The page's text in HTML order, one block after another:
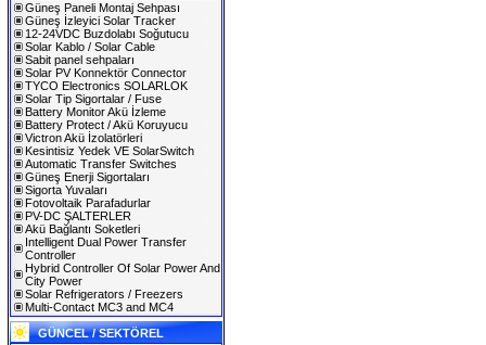
Güneş Paneli Montaj Sehpası
Güneş İzleyici Solar Tracker
12-24VDC Buzdolabı Soğutucu
Solar Kablo / Solar Cable
Sabit panel sehpaları
Solar PV Konnektör Connector
TYCO Electronics SOLARLOK
Solar Tip Sigortalar / Fuse
Battery Monitor Akü İzleme
Battery Protect / Akü Koruyucu
Victron Akü İzolatörleri
Kesintisiz Yedek VE SolarSwitch
Automatic Transfer Switches
Güneş Enerji Sigortaları
Sigorta Yuvaları
Fotovoltaik Parafadurlar
PV-DC ŞALTERLER
Akü Bağlantı Soketleri
Intelligent Dual Power Transfer
Controller
Hybrid Controller Of Solar Power And
City Power
Solar Refrigerators / Freezers
Multi-Contact MC3 and MC4
GÜNCEL / SEKTÖREL